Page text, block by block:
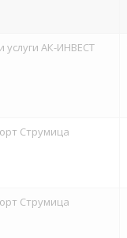
услуги АК-ИНВЕСТ
Струмица
Струмица